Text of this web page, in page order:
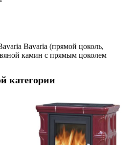
Bavaria (прямой цоколь,
камин с прямым цоколем
категории